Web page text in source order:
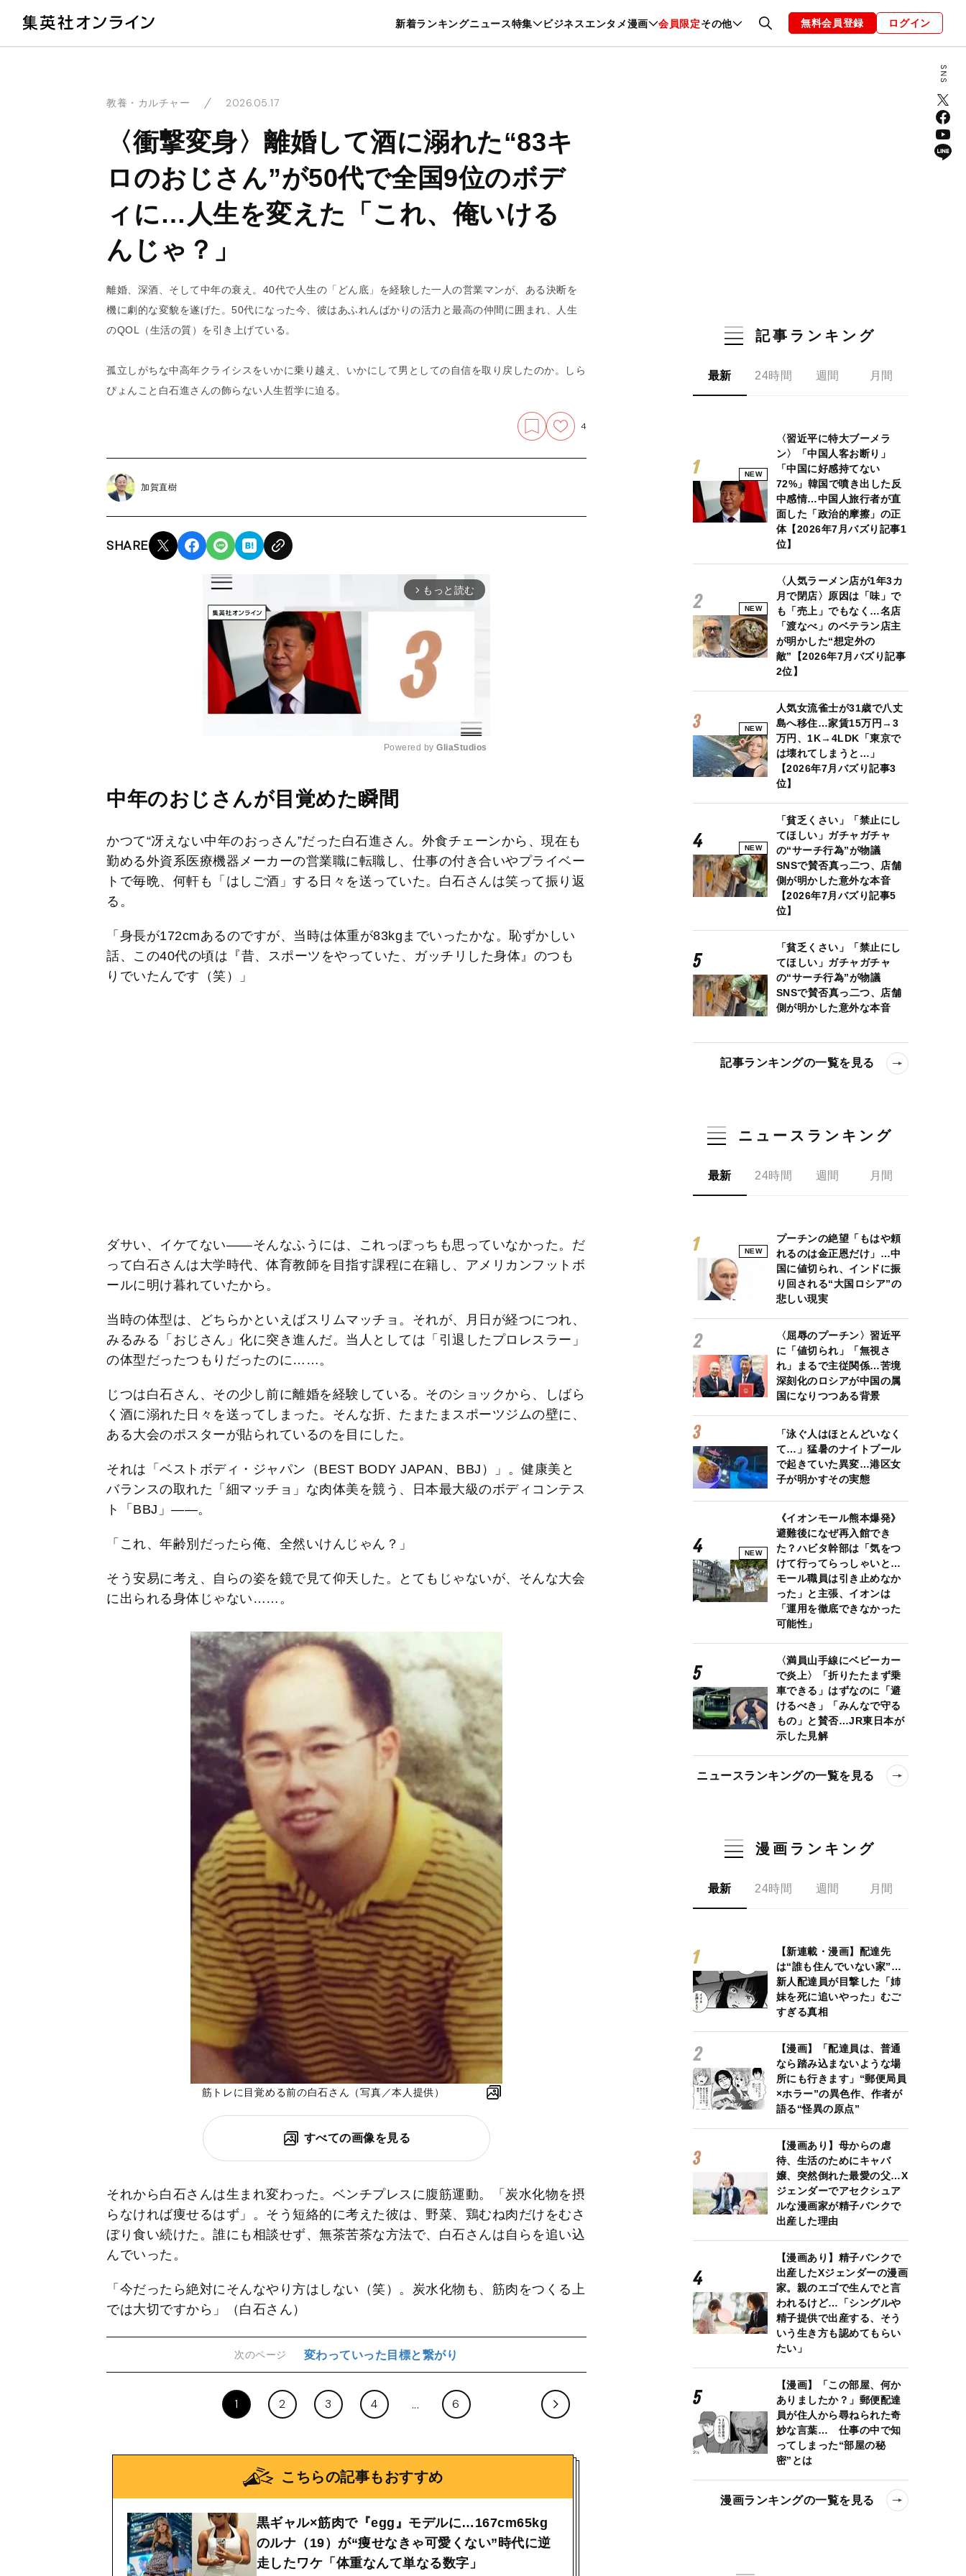
新着ランキングニュース特集 ビジネスエンタメ漫画 会員限定その他
暮らし スポーツ ヘルスケア 美容 グルメ ファッション 恋愛・結婚 編集部 お知らせ
無料会員登録 ログイン
教養・カルチャー 2026.05.17
〈衝撃変身〉離婚して酒に溺れた“83キ
ロのおじさん”が50代で全国9位のボデ
ィに…人生を変えた「これ、俺いける
んじゃ？」
離婚、深酒、そして中年の衰え。40代で人生の「どん底」を経験した一人の営業マンが、ある決断を
機に劇的な変貌を遂げた。50代になった今、彼はあふれんばかりの活力と最高の仲間に囲まれ、人生
のQOL（生活の質）を引き上げている。
孤立しがちな中高年クライシスをいかに乗り越え、いかにして男としての自信を取り戻したのか。しら
ぴょんこと白石進さんの飾らない人生哲学に迫る。
4
加賀直樹
SHARE
arrow_forward_ios もっと読む
e
Powered by GliaStudios
中年のおじさんが目覚めた瞬間
かつて“冴えない中年のおっさん”だった白石進さん。外食チェーンから、現在も
勤める外資系医療機器メーカーの営業職に転職し、仕事の付き合いやプライベー
トで毎晩、何軒も「はしご酒」する日々を送っていた。白石さんは笑って振り返
る。
「身長が172cmあるのですが、当時は体重が83kgまでいったかな。恥ずかしい
話、この40代の頃は『昔、スポーツをやっていた、ガッチリした身体』のつも
りでいたんです（笑）」
ダサい、イケてない――そんなふうには、これっぽっちも思っていなかった。だ
って白石さんは大学時代、体育教師を目指す課程に在籍し、アメリカンフットボ
ールに明け暮れていたから。
当時の体型は、どちらかといえばスリムマッチョ。それが、月日が経つにつれ、
みるみる「おじさん」化に突き進んだ。当人としては「引退したプロレスラー」
の体型だったつもりだったのに……。
じつは白石さん、その少し前に離婚を経験している。そのショックから、しばら
く酒に溺れた日々を送ってしまった。そんな折、たまたまスポーツジムの壁に、
ある大会のポスターが貼られているのを目にした。
それは「ベストボディ・ジャパン（BEST BODY JAPAN、BBJ）」。健康美と
バランスの取れた「細マッチョ」な肉体美を競う、日本最大級のボディコンテス
ト「BBJ」――。
「これ、年齢別だったら俺、全然いけんじゃん？」
そう安易に考え、自らの姿を鏡で見て仰天した。とてもじゃないが、そんな大会
に出られる身体じゃない……。
筋トレに目覚める前の白石さん（写真／本人提供）
すべての画像を見る
それから白石さんは生まれ変わった。ベンチプレスに腹筋運動。「炭水化物を摂
らなければ痩せるはず」。そう短絡的に考えた彼は、野菜、鶏むね肉だけをむさ
ぼり食い続けた。誰にも相談せず、無茶苦茶な方法で、白石さんは自らを追い込
んでいった。
「今だったら絶対にそんなやり方はしない（笑）。炭水化物も、筋肉をつくる上
では大切ですから」（白石さん）
次のページ 変わっていった目標と繋がり
1 2 3 4 6
こちらの記事もおすすめ
黒ギャル×筋肉で『egg』モデルに…167cm65kg
のルナ（19）が“痩せなきゃ可愛くない”時代に逆
走したワケ「体重なんて単なる数字」
記事ランキング
最新 24時間 週間 月間
NEW
〈習近平に特大ブーメラ
ン〉「中国人客お断り」
「中国に好感持てない
72%」韓国で噴き出した反
中感情…中国人旅行者が直
面した「政治的摩擦」の正
体【2026年7月バズり記事1
位】
NEW
〈人気ラーメン店が1年3カ
月で閉店〉原因は「味」で
も「売上」でもなく…名店
「渡なべ」のベテラン店主
が明かした“想定外の
敵”【2026年7月バズり記事
2位】
NEW
人気女流雀士が31歳で八丈
島へ移住…家賃15万円→3
万円、1K→4LDK「東京で
は壊れてしまうと…」
【2026年7月バズり記事3
位】
NEW
「貧乏くさい」「禁止にし
てほしい」ガチャガチャ
の“サーチ行為”が物議
SNSで賛否真っ二つ、店舗
側が明かした意外な本音
【2026年7月バズり記事5
位】
「貧乏くさい」「禁止にし
てほしい」ガチャガチャ
の“サーチ行為”が物議
SNSで賛否真っ二つ、店舗
側が明かした意外な本音
記事ランキングの一覧を見る
ニュースランキング
最新 24時間 週間 月間
NEW
プーチンの絶望「もはや頼
れるのは金正恩だけ」…中
国に値切られ、インドに振
り回される“大国ロシア”の
悲しい現実
〈屈辱のプーチン〉習近平
に「値切られ」「無視さ
れ」まるで主従関係…苦境
深刻化のロシアが中国の属
国になりつつある背景
「泳ぐ人はほとんどいなく
て…」猛暑のナイトプール
で起きていた異変…港区女
子が明かすその実態
NEW
《イオンモール熊本爆発》
避難後になぜ再入館でき
た？ハビタ幹部は「気をつ
けて行ってらっしゃいと…
モール職員は引き止めなか
った」と主張、イオンは
「運用を徹底できなかった
可能性」
〈満員山手線にベビーカー
で炎上〉「折りたたまず乗
車できる」はずなのに「避
けるべき」「みんなで守る
もの」と賛否…JR東日本が
示した見解
ニュースランキングの一覧を見る
漫画ランキング
最新 24時間 週間 月間
【新連載・漫画】配達先
は“誰も住んでいない家”…
新人配達員が目撃した「姉
妹を死に追いやった」むご
すぎる真相
【漫画】「配達員は、普通
なら踏み込まないような場
所にも行きます」“郵便局員
×ホラー”の異色作、作者が
語る“怪異の原点”
【漫画あり】母からの虐
待、生活のためにキャバ
嬢、突然倒れた最愛の父…X
ジェンダーでアセクシュア
ルな漫画家が精子バンクで
出産した理由
【漫画あり】精子バンクで
出産したXジェンダーの漫画
家。親のエゴで生んでと言
われるけど…「シングルや
精子提供で出産する、そう
いう生き方も認めてもらい
たい」
【漫画】「この部屋、何か
ありましたか？」郵便配達
員が住人から尋ねられた奇
妙な言葉… 仕事の中で知
ってしまった“部屋の秘
密”とは
漫画ランキングの一覧を見る